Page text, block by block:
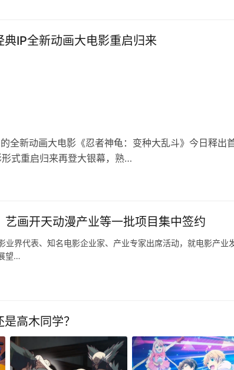
典IP全新动画大电影重启归来
全新动画大电影《忍者神龟：变种大乱斗》今日释出
式重启归来再登大银幕，熟…
画开天动漫产业等一批项目集中签约
界代表、知名电影企业家、产业专家出席活动，就电影产业
望…
高木同学？